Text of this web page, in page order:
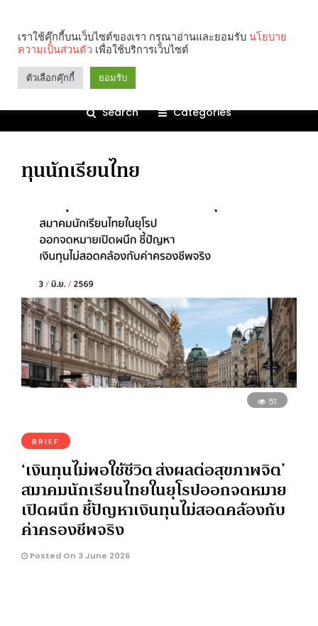
Search Categories
ทุนนักเรียนไทย
51
BRIEF
‘เงินทุนไม่พอใช้ชีวิต ส่งผลต่อสุขภาพจิต’
สมาคมนักเรียนไทยในยุโรปออกจดหมาย
เปิดผนึก ชี้ปัญหาเงินทุนไม่สอดคล้องกับ
ค่าครองชีพจริง
Posted On 3 June 2026
เราใช้คุ๊กกี้บนเว็บไซต์ของเรา กรุณาอ่านและยอมรับ นโยบาย
ความเป็นส่วนตัว เพื่อใช้บริการเว็บไซต์
ตัวเลือกคุ๊กกี้ ยอมรับ